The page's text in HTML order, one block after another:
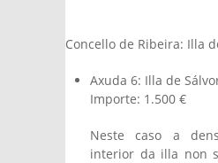
Concello de Ribeira: Illa
Axuda 6: Illa de
Importe: 1.500 €
Neste caso a
interior da illa non